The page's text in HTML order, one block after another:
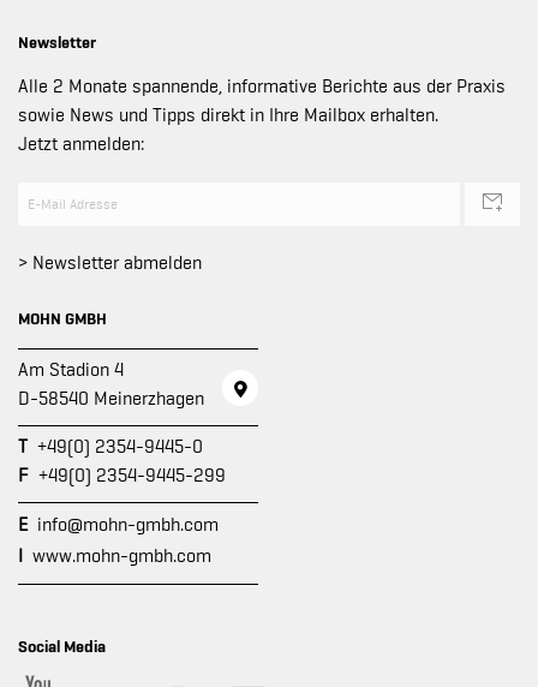
Newsletter
Alle 2 Monate spannende, informative Berichte aus der Praxis
sowie News und Tipps direkt in Ihre Mailbox erhalten.
Jetzt anmelden:
> Newsletter abmelden
MOHN GMBH
Am Stadion 4
D-58540 Meinerzhagen
T +49(0) 2354-9445-0
F +49(0) 2354-9445-299
E info@mohn-gmbh.com
I www.mohn-gmbh.com
Social Media